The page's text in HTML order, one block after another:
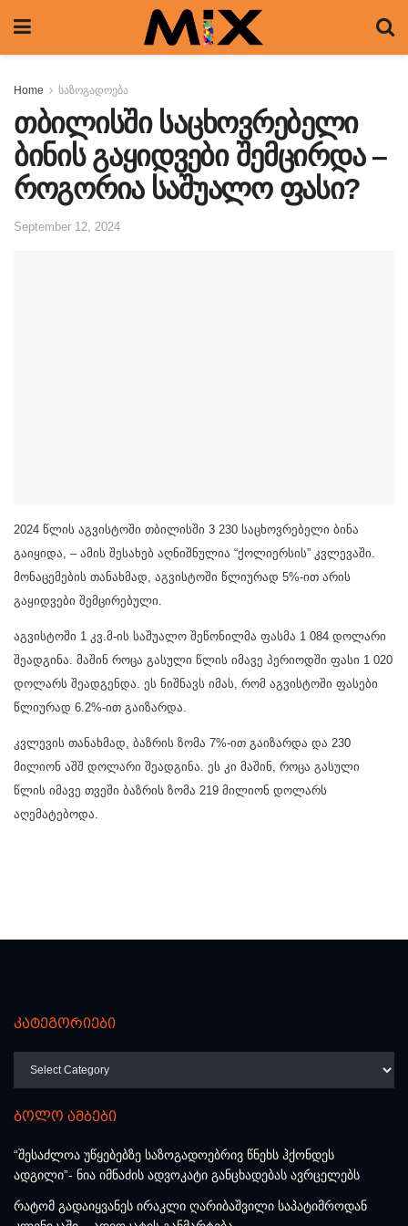
Home საზოგადოება
თბილისში საცხოვრებელი
ბინის გაყიდვები შემცირდა –
როგორია საშუალო ფასი?
September 12, 2024
2024 წლის აგვისტოში თბილისში 3 230 საცხოვრებელი ბინა
გაიყიდა, – ამის შესახებ აღნიშნულია “ქოლიერსის” კვლევაში.
მონაცემების თანახმად, აგვისტოში წლიურად 5%-ით არის
გაყიდვები შემცირებული.
აგვისტოში 1 კვ.მ-ის საშუალო შეწონილმა ფასმა 1 084 დოლარი
შეადგინა. მაშინ როცა გასული წლის იმავე პერიოდში ფასი 1 020
დოლარს შეადგენდა. ეს ნიშნავს იმას, რომ აგვისტოში ფასები
წლიურად 6.2%-ით გაიზარდა.
კვლევის თანახმად, ბაზრის ზომა 7%-ით გაიზარდა და 230
მილიონ აშშ დოლარი შეადგინა. ეს კი მაშინ, როცა გასული
წლის იმავე თვეში ბაზრის ზომა 219 მილიონ დოლარს
აღემატებოდა.
კატეგორიები
ბოლო ამბები
“შესაძლოა უწყებებზე საზოგადოებრივ წნეხს ჰქონდეს
ადგილი”- ნია იმნაძის ადვოკატი განცხადებას ავრცელებს
რატომ გადაიყვანეს ირაკლი ღარიბაშვილი საპატიმროდან